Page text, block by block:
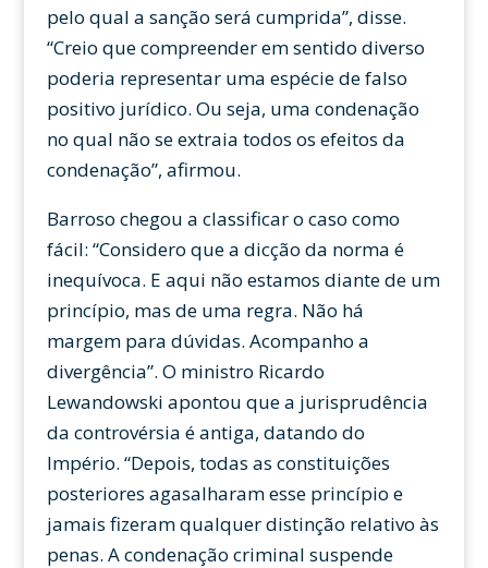
pelo qual a sanção será cumprida”, disse.
“Creio que compreender em sentido diverso
poderia representar uma espécie de falso
positivo jurídico. Ou seja, uma condenação
no qual não se extraia todos os efeitos da
condenação”, afirmou.
Barroso chegou a classificar o caso como
fácil: “Considero que a dicção da norma é
inequívoca. E aqui não estamos diante de um
princípio, mas de uma regra. Não há
margem para dúvidas. Acompanho a
divergência”. O ministro Ricardo
Lewandowski apontou que a jurisprudência
da controvérsia é antiga, datando do
Império. “Depois, todas as constituições
posteriores agasalharam esse princípio e
jamais fizeram qualquer distinção relativo às
penas. A condenação criminal suspende